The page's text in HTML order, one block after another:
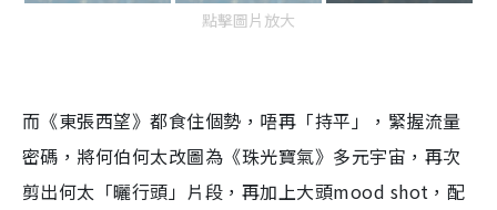
點擊圖片放大
而《東張西望》都食住個勢，唔再「持平」，緊握流量
密碼，將何伯何太改圖為《珠光寶氣》多元宇宙，再次
剪出何太「曬行頭」片段，再加上大頭mood shot，配